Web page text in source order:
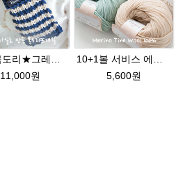
너음목도리★그레이스메리노울 뜨개실 목도리뜨기 뜨개질
11,000원
5,600원